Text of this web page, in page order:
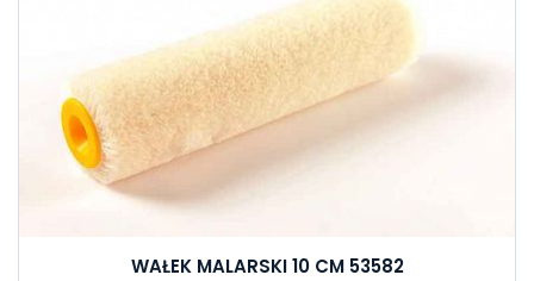
WAŁEK MALARSKI 10 CM 53582